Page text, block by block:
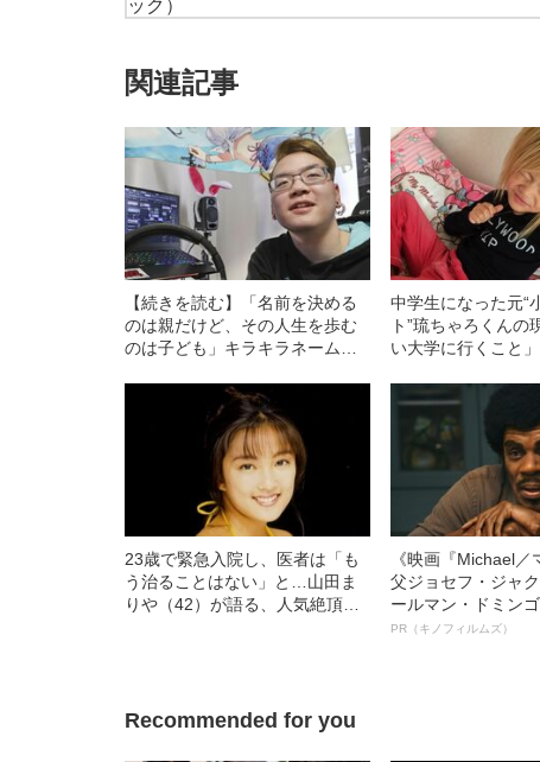
ック）
関連記事
【続きを読む】「名前を決める
のは親だけど、その人生を歩む
のは子ども」キラキラネーム
（21）が、親の“名付け”に思う
中学生になった元“
ト”琉ちゃろくんの
い大学に行くこと」
23歳で緊急入院し、医者は「も
う治ることはない」と…山田ま
りや（42）が語る、人気絶頂で
《映画『Michael／
父ジョセフ・ジャ
ールマン・ドミンゴ
ルインタビュー“観
PR（キノフィルムズ）
Recommended for you